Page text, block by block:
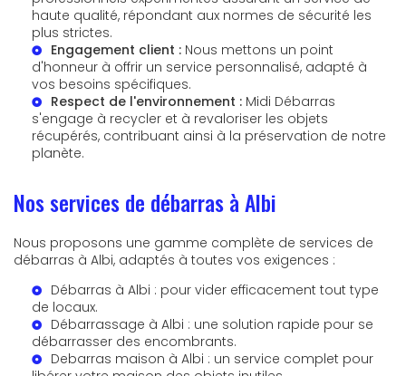
haute qualité, répondant aux normes de sécurité les
plus strictes.
Engagement client : Nous mettons un point
d'honneur à offrir un service personnalisé, adapté à
vos besoins spécifiques.
Respect de l'environnement : Midi Débarras
s'engage à recycler et à revaloriser les objets
récupérés, contribuant ainsi à la préservation de notre
planète.
Nos services de débarras à Albi
Nous proposons une gamme complète de services de
débarras à Albi, adaptés à toutes vos exigences :
Débarras à Albi : pour vider efficacement tout type
de locaux.
Débarrassage à Albi : une solution rapide pour se
débarrasser des encombrants.
Debarras maison à Albi : un service complet pour